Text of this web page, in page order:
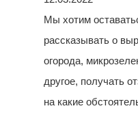
Мы хотим
рассказывать о
огорода,
другое, получать
на какие